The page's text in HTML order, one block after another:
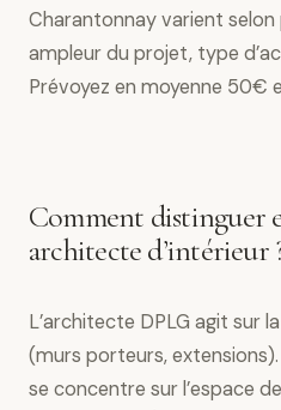
Charantonnay varient selon
ampleur du projet, type
Prévoyez en moyenne 50€
Comment distinguer
architecte d’intérieur
L’architecte DPLG agit sur
(murs porteurs,
se concentre sur l’espace